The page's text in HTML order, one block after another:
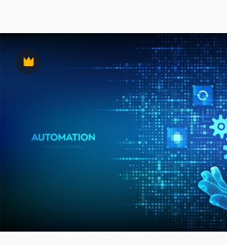
Præmie